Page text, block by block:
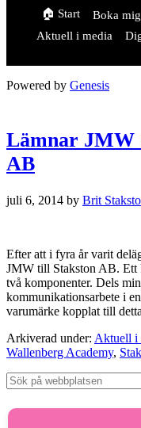
🏠 Start Boka
Aktuell i media
Powered by Genesis
Lämnar JMW
AB
juli 6, 2014 by Brit
Efter att i fyra år varit
JMW till Stakston AB. Ett
två komponenter. Dels
kommunikationsarbete i
varumärke kopplat till
Arkiverad under: Aktuell i
Wallenberg Academy,